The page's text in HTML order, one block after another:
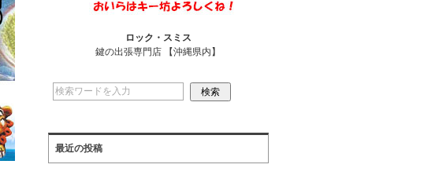
ロック・スミス
鍵の出張専門店 【沖縄県内】
最近の投稿